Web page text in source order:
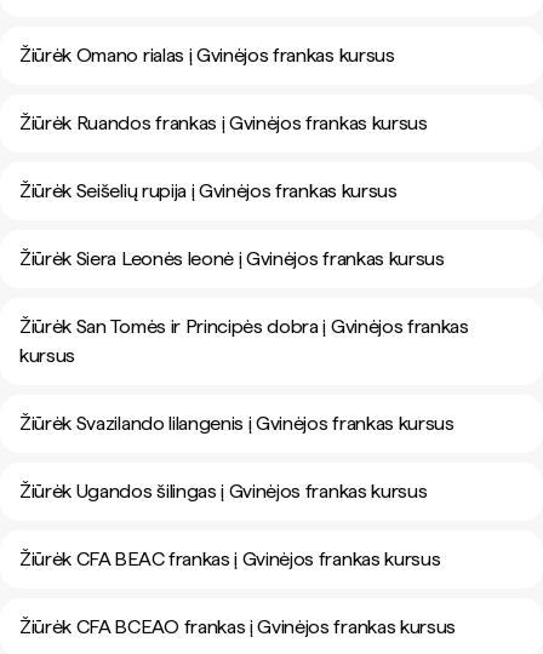
Žiūrėk Omano rialas į Gvinėjos frankas kursus
Žiūrėk Ruandos frankas į Gvinėjos frankas kursus
Žiūrėk Seišelių rupija į Gvinėjos frankas kursus
Žiūrėk Siera Leonės leonė į Gvinėjos frankas kursus
Žiūrėk San Tomės ir Principės dobra į Gvinėjos frankas
kursus
Žiūrėk Svazilando lilangenis į Gvinėjos frankas kursus
Žiūrėk Ugandos šilingas į Gvinėjos frankas kursus
Žiūrėk CFA BEAC frankas į Gvinėjos frankas kursus
Žiūrėk CFA BCEAO frankas į Gvinėjos frankas kursus